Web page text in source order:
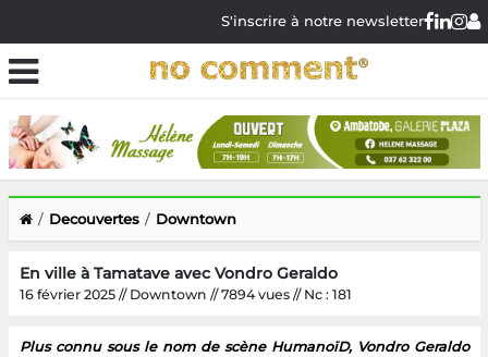
S'inscrire à notre newsletter
Decouvertes Downtown
En ville à Tamatave avec Vondro Geraldo
16 février 2025 // Downtown // 7894 vues // Nc : 181
Plus connu sous le nom de scène HumanoïD, Vondro Geraldo